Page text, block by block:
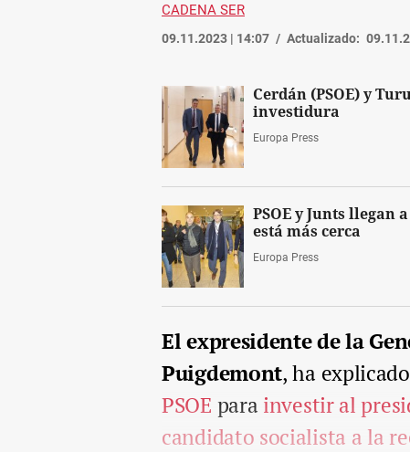
CADENA SER
09.11.2023 | 14:07 Actualizado:
Cerdán (PSOE) y
investidura
Europa Press
PSOE y Junts llegan
está más cerca
Europa Press
El expresidente de la
Puigdemont, ha explicado
PSOE para investir al
candidato socialista a la